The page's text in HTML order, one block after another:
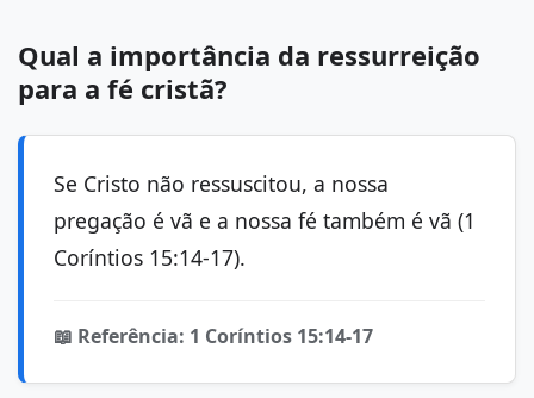
Qual a importância da ressurreição
para a fé cristã?
Se Cristo não ressuscitou, a nossa
pregação é vã e a nossa fé também é vã (1
Coríntios 15:14-17).
📖 Referência: 1 Coríntios 15:14-17